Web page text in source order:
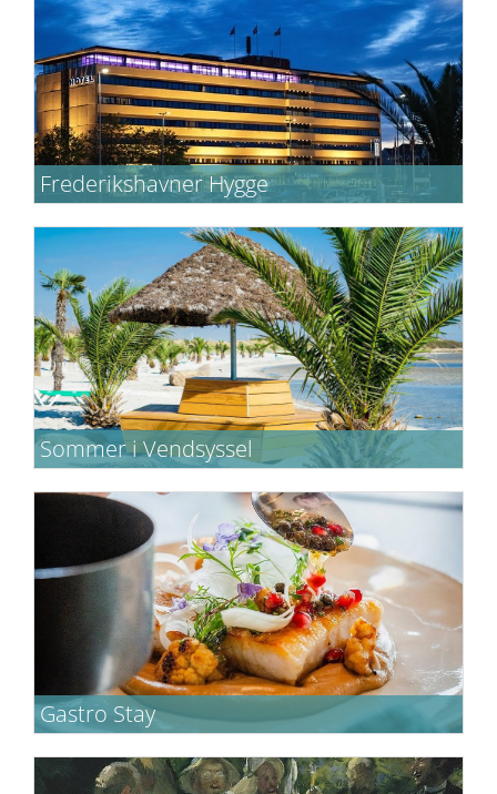
Frederikshavner Hygge
Tag en dag eller to ud af kalenderen og sæt
hinanden stævne.
Sommer i Vendsyssel
Nyd sommeren i det nordjyske ved hav og
strand - tæt på Skagen
Gastro Stay
Ophold med lækker mad, velkomstvin på
værelset og ren afslapning i det nordjyske.